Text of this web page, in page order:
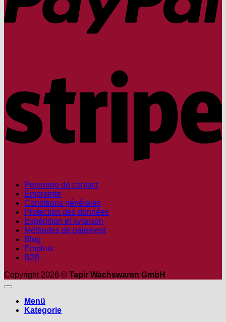
Personne de contact
Empreinte
Conditions générales
Protection des données
Expédition et livraison
Méthodes de paiement
Blog
Emplois
B2B
Copyright 2026 © Tapir Wachswaren GmbH
Menü
Kategorie